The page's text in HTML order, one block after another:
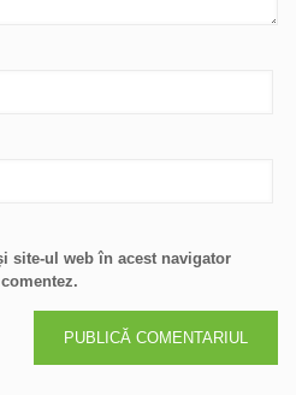
site-ul web în acest navigator